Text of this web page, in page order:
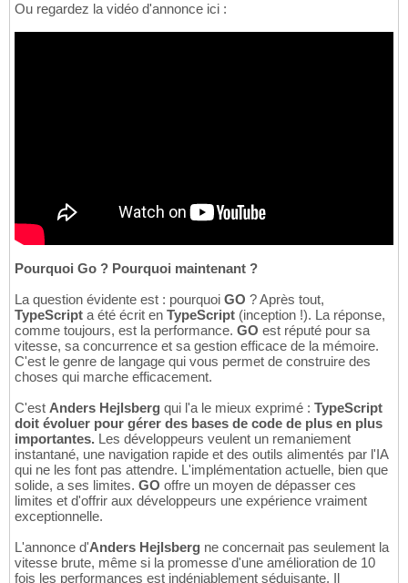
Ou regardez la vidéo d'annonce ici :
Pourquoi Go ? Pourquoi maintenant ?
La question évidente est : pourquoi GO ? Après tout,
TypeScript a été écrit en TypeScript (inception !). La réponse,
comme toujours, est la performance. GO est réputé pour sa
vitesse, sa concurrence et sa gestion efficace de la mémoire.
C'est le genre de langage qui vous permet de construire des
choses qui marche efficacement.
C'est Anders Hejlsberg qui l'a le mieux exprimé : TypeScript
doit évoluer pour gérer des bases de code de plus en plus
importantes. Les développeurs veulent un remaniement
instantané, une navigation rapide et des outils alimentés par l'IA
qui ne les font pas attendre. L'implémentation actuelle, bien que
solide, a ses limites. GO offre un moyen de dépasser ces
limites et d'offrir aux développeurs une expérience vraiment
exceptionnelle.
L'annonce d'Anders Hejlsberg ne concernait pas seulement la
vitesse brute, même si la promesse d'une amélioration de 10
fois les performances est indéniablement séduisante. Il